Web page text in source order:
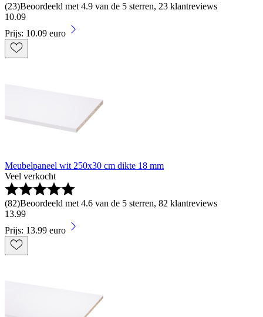
(23)Beoordeeld met 4.9 van de 5 sterren, 23 klantreviews
10.09
Prijs: 10.09 euro
Meubelpaneel wit 250x30 cm dikte 18 mm
Veel verkocht
(82)Beoordeeld met 4.6 van de 5 sterren, 82 klantreviews
13.99
Prijs: 13.99 euro